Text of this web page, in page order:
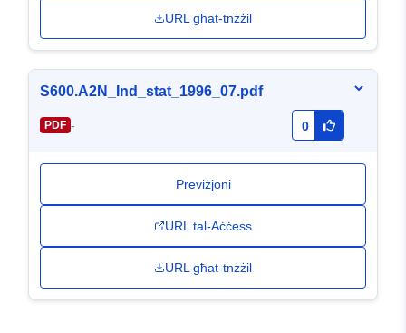
URL għat-tnżżil
S600.A2N_Ind_stat_1996_07.pdf
PDF - 0
Previżjoni
URL tal-Aċċess
URL għat-tnżżil